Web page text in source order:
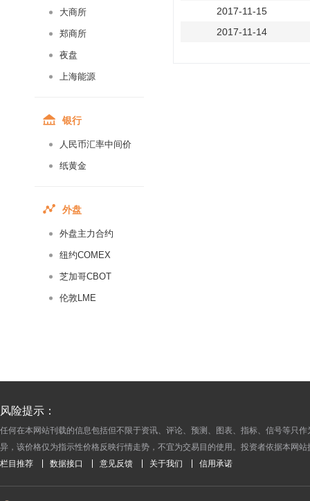
大商所
郑商所
夜盘
上海能源
银行
人民币汇率中间价
纸黄金
外盘
外盘主力合约
纽约COMEX
芝加哥CBOT
伦敦LME
2017-11-15
2017-11-14
2017-10-28
2017-10-26
2017-10-25
2017-10-24
2017-10-23
风险提示：
任何在本网站刊载的信息包括但不限于资讯、评论、预测、图表、指标、信号等只
异，该价格仅为指示性价格反映行情走势，不宜为交易目的使用。投资者依据本网
栏目推荐 数据接口 意见反馈 关于我们 信用承诺